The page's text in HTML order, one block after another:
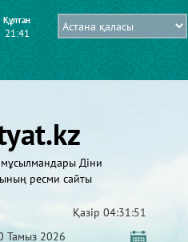
Құптан
21:41
мұсылмандары Діни
ресми сайты
Қазір 04:31:51
Тамыз 2026